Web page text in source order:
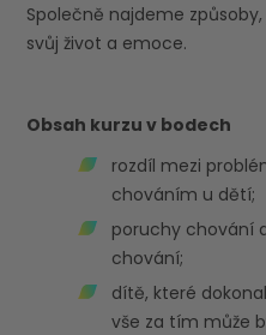
Společně najdeme
svůj život a emoce.
Obsah kurzu v bodech
rozdíl mezi
chováním u dětí;
poruchy chování
chování;
dítě, které
vše za tím může